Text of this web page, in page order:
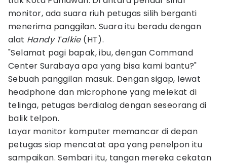
monitor, ada suara riuh petugas silih berganti
menerima panggilan. Suara itu beradu dengan
alat Handy Talkie(HT).
"Selamat pagi bapak, ibu, dengan Command
Center Surabaya apa yang bisa kami bantu?"
Sebuah panggilan masuk. Dengan sigap, lewat
headphone dan microphone yang melekat di
telinga, petugas berdialog dengan seseorang di
balik telpon.
Layar monitor komputer memancar di depan
petugas siap mencatat apa yang penelpon itu
sampaikan. Sembari itu, tangan mereka cekatan